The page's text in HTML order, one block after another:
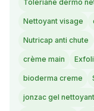
Toleriane dermo
Nettoyant visage
Nutricap anti chute
crème main
bioderma creme
jonzac gel nettoyant